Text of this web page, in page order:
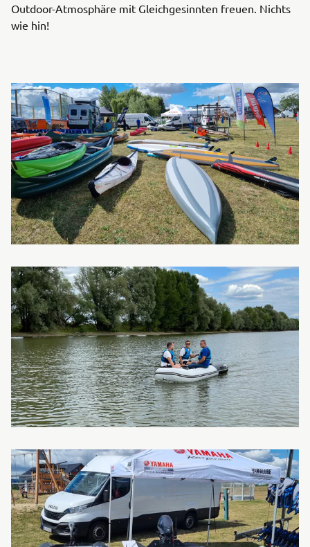
Outdoor-Atmosphäre mit Gleichgesinnten freuen. Nichts
wie hin!